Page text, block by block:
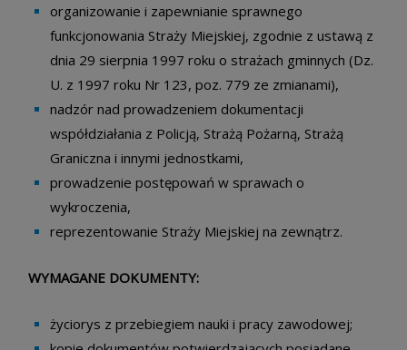
organizowanie i zapewnianie sprawnego
funkcjonowania Straży Miejskiej, zgodnie z ustawą z
dnia 29 sierpnia 1997 roku o strażach gminnych (Dz.
U. z 1997 roku Nr 123, poz. 779 ze zmianami),
nadzór nad prowadzeniem dokumentacji
współdziałania z Policją, Strażą Pożarną, Strażą
Graniczna i innymi jednostkami,
prowadzenie postępowań w sprawach o
wykroczenia,
reprezentowanie Straży Miejskiej na zewnątrz.
WYMAGANE DOKUMENTY:
życiorys z przebiegiem nauki i pracy zawodowej;